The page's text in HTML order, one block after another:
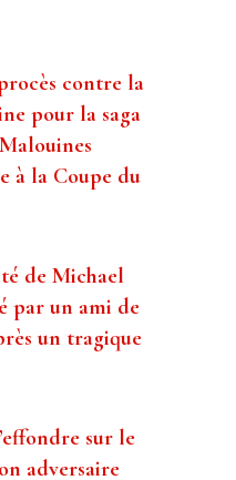
contre la
pour la saga
à la Coupe du
de Michael
par un ami de
un tragique
sur le
adversaire